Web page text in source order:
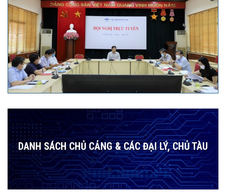
DANH SÁCH CHỦ CẢNG & CÁC ĐẠI LÝ, CHỦ TÀU